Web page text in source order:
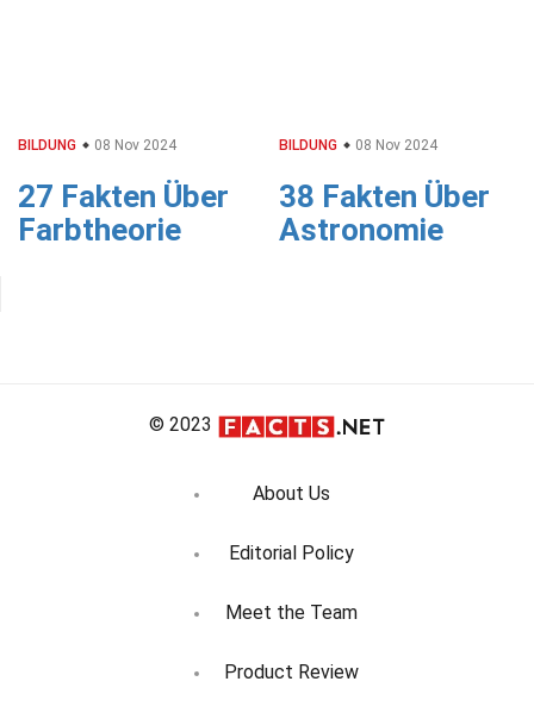
BILDUNG 08 Nov 2024
27 Fakten Über
Farbtheorie
BILDUNG 08 Nov 2024
38 Fakten Über
Astronomie
© 2023
About Us
Editorial Policy
Meet the Team
Product Review